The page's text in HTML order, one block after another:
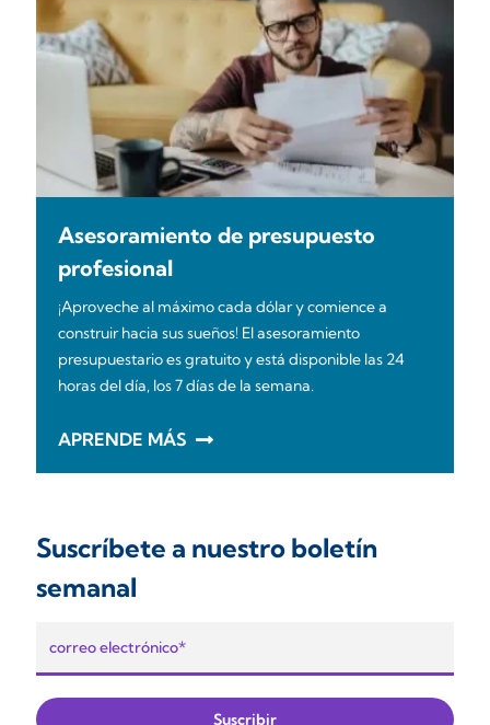
Asesoramiento de presupuesto
profesional
¡Aproveche al máximo cada dólar y comience a
construir hacia sus sueños! El asesoramiento
presupuestario es gratuito y está disponible las 24
horas del día, los 7 días de la semana.
APRENDE MÁS
Suscríbete a nuestro boletín
semanal